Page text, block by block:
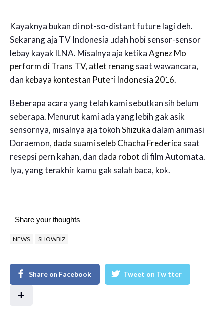
Kayaknya bukan di not-so-distant future lagi deh.
Sekarang aja TV Indonesia udah hobi sensor-sensor
lebay kayak ILNA. Misalnya aja ketikaAgnez Mo
perform di Trans TV, atlet renangsaat wawancara,
dan kebaya kontestan Puteri Indonesia 2016.
Beberapa acara yang telah kami sebutkan sih belum
seberapa. Menurut kami ada yang lebih gak asik
sensornya, misalnya aja tokohShizuka dalam animasi
Doraemon, dada suami seleb Chacha Frederica saat
resepsi pernikahan, dan dada robot di film Automata.
Iya, yang terakhir kamu gak salah baca, kok.
Share your thoughts
NEWS SHOWBIZ
Share on Facebook Tweet on Twitter
+